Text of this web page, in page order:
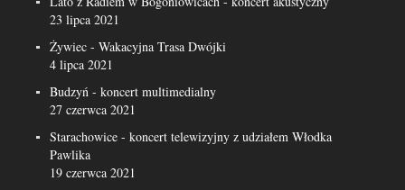
23 lipca 2021
Żywiec - Wakacyjna Trasa Dwójki
4 lipca 2021
Budzyń - koncert multimedialny
27 czerwca 2021
Starachowice - koncert telewizyjny z udziałem Włodka
Pawlika
19 czerwca 2021